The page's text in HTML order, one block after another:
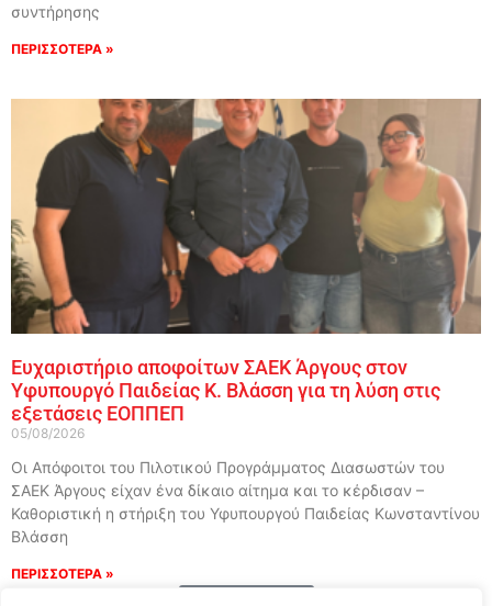
συντήρησης
ΠΕΡΙΣΣΟΤΕΡΑ »
Ευχαριστήριο αποφοίτων ΣΑΕΚ Άργους στον
Υφυπουργό Παιδείας Κ. Βλάσση για τη λύση στις
εξετάσεις ΕΟΠΠΕΠ
05/08/2026
Οι Απόφοιτοι του Πιλοτικού Προγράμματος Διασωστών του
ΣΑΕΚ Άργους είχαν ένα δίκαιο αίτημα και το κέρδισαν –
Καθοριστική η στήριξη του Υφυπουργού Παιδείας Κωνσταντίνου
Βλάσση
ΠΕΡΙΣΣΟΤΕΡΑ »